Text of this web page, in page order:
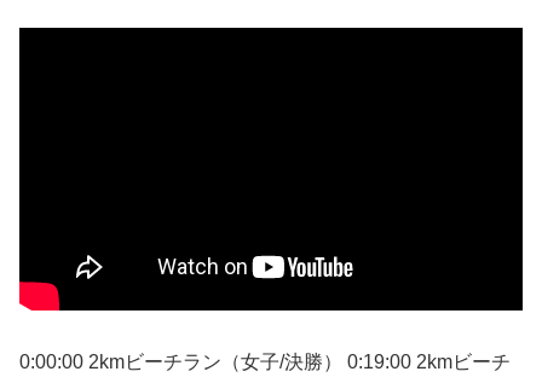
0:00:00 2kmビーチラン（女子/決勝） 0:19:00 2kmビーチ